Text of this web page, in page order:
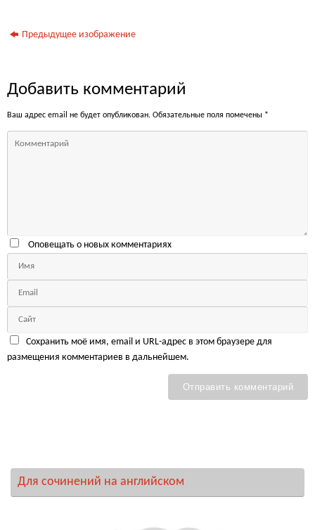
Предыдущее изображение
Добавить комментарий
Ваш адрес email не будет опубликован. Обязательные поля помечены *
Оповещать о новых комментариях
Сохранить моё имя, email и URL-адрес в этом браузере для
размещения комментариев в дальнейшем.
Для сочинений на английском